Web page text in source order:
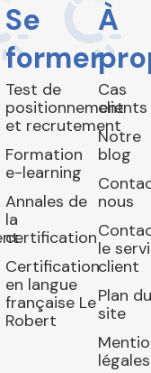
Se
former
Test de
positionnement
et recrutement
Formation
e-learning
Annales de
la
certification
Certification
en langue
française Le
Robert
À
Cas
clients
Notre
blog
nous
le
client
Plan du
site
légales